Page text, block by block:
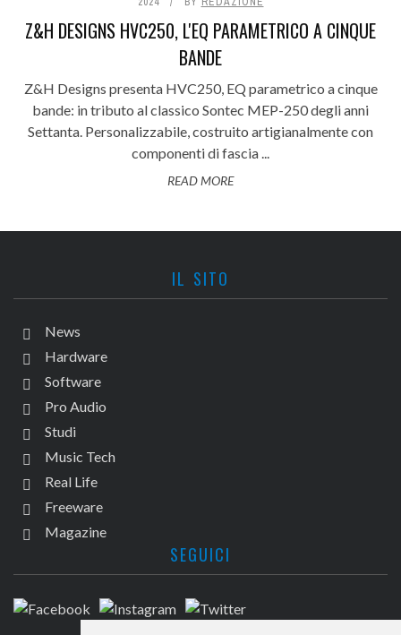
Z&H DESIGNS HVC250, L'EQ PARAMETRICO A CINQUE
BANDE
Z&H Designs presenta HVC250, EQ parametrico a cinque
bande: in tributo al classico Sontec MEP-250 degli anni
Settanta. Personalizzabile, costruito artigianalmente con
componenti di fascia ...
READ MORE
IL SITO
News
Hardware
Software
Pro Audio
Studi
Music Tech
Real Life
Freeware
Magazine
SEGUICI